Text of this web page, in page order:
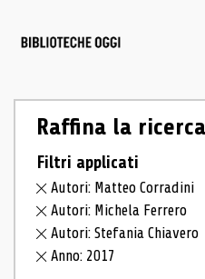
Raffina la ricerca
Filtri applicati
Autori: Matteo Corradini
Autori: Michela Ferrero
Autori: Stefania Chiavero
Anno: 2017